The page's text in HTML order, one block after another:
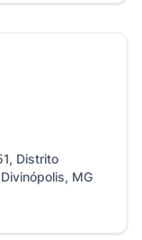
Distrito
MG